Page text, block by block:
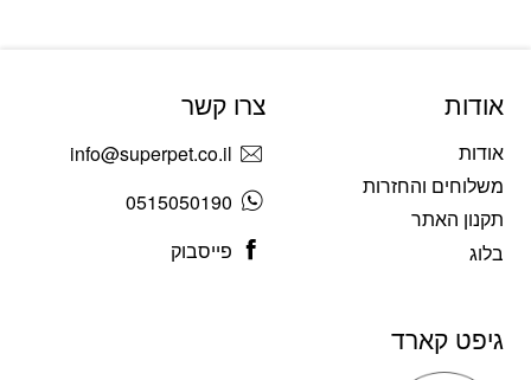
אודות
אודות
משלוחים והחזרות
תקנון האתר
בלוג
צרו קשר
info@superpet.co.il
0515050190
פייסבוק
גיפט קארד